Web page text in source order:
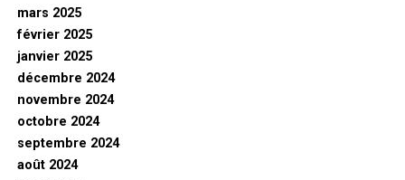
mars 2025
février 2025
janvier 2025
décembre 2024
novembre 2024
octobre 2024
septembre 2024
août 2024